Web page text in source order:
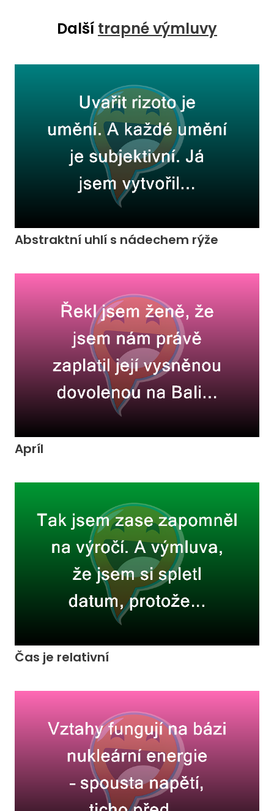
Další trapné výmluvy
Abstraktní uhlí s nádechem rýže
Apríl
Čas je relativní